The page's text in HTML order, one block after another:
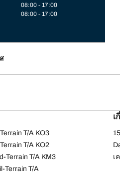
08:00 - 17:00
08:00 - 17:00
T/A KO3
T/A KO2
Terrain T/A KM3
Terrain T/A
เ
เ